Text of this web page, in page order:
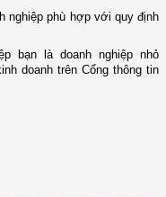
nghiệp phù hợp với quy định
bạn là doanh nghiệp nhỏ
doanh trên Cổng thông tin